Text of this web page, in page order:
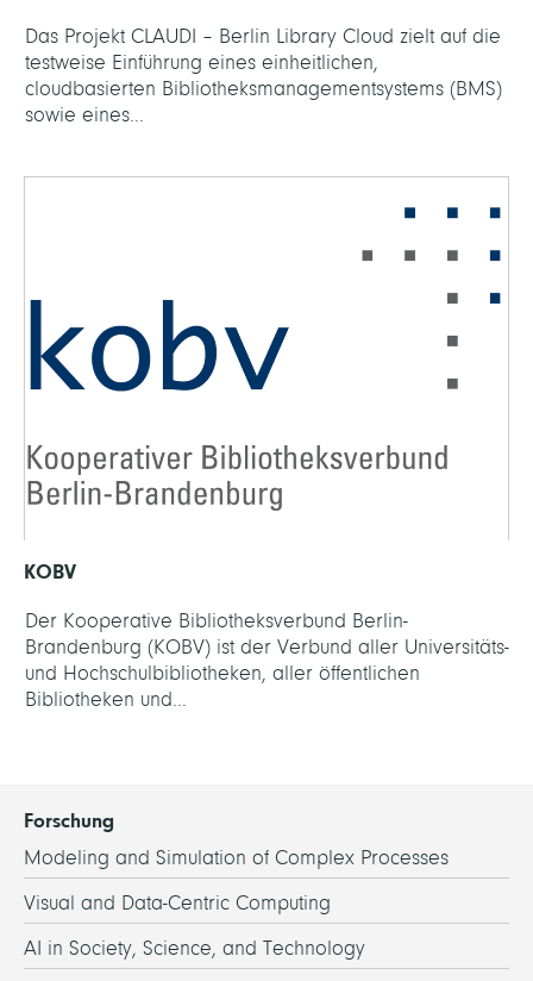
Das Projekt CLAUDI – Berlin Library Cloud zielt auf die
testweise Einführung eines einheitlichen,
cloudbasierten Bibliotheksmanagementsystems (BMS)
sowie eines...
KOBV
Der Kooperative Bibliotheksverbund Berlin-
Brandenburg (KOBV) ist der Verbund aller Universitäts-
und Hochschulbibliotheken, aller öffentlichen
Bibliotheken und...
Forschung
Modeling and Simulation of Complex Processes
Visual and Data-Centric Computing
AI in Society, Science, and Technology